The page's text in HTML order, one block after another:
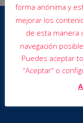
forma anónima y
mejorar los
de esta manera
navegación
Puedes aceptar
“Aceptar” o